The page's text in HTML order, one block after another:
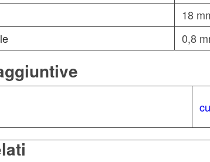
18
0,8